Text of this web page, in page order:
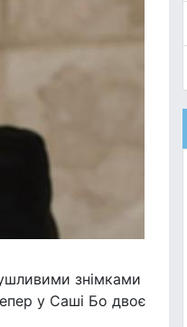
знімками
у Саші Бо двоє